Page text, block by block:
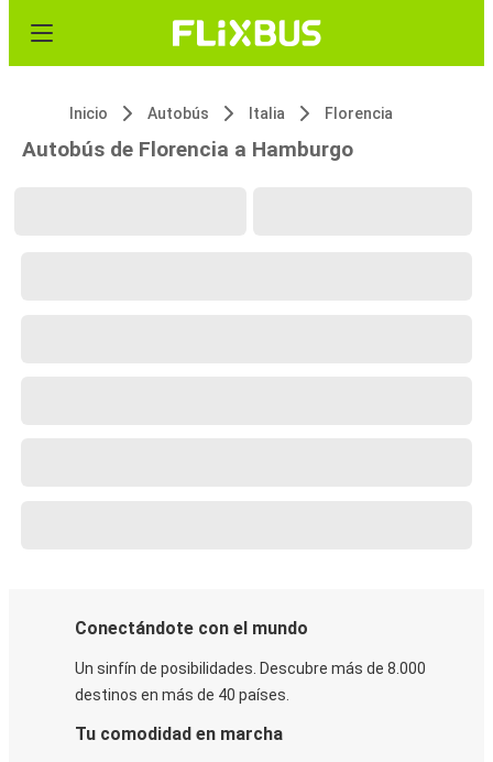
Inicio Autobús Italia Florencia
Autobús de Florencia a Hamburgo
Conectándote con el mundo
Un sinfín de posibilidades. Descubre más de 8.000
destinos en más de 40 países.
Tu comodidad en marcha